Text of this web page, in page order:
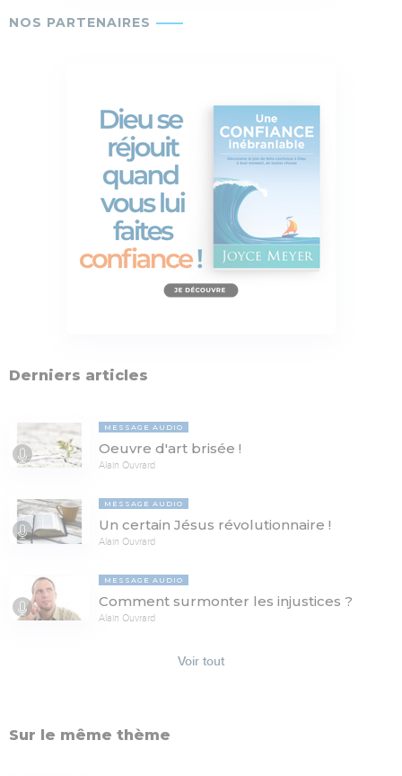
Derniers articles
MESSAGE AUDIO
Oeuvre d'art brisée !
Alain Ouvrard
MESSAGE AUDIO
Un certain Jésus révolutionnaire !
Alain Ouvrard
MESSAGE AUDIO
Comment surmonter les injustices ?
Alain Ouvrard
Voir tout
Sur le même thème